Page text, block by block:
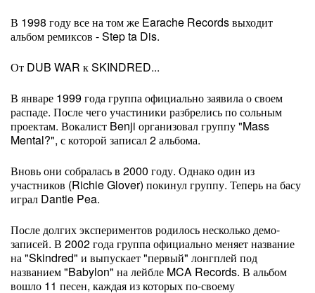
В 1998 году все на том же Earache Records выходит
альбом ремиксов - Step ta Dis.
От DUB WAR к SKINDRED...
В январе 1999 года группа официально заявила о своем
распаде. После чего участиники разбрелись по сольным
проектам. Вокалист Benji организовал группу "Mass
Mental?", с которой записал 2 альбома.
Вновь они собралась в 2000 году. Однако один из
участников (Richie Glover) покинул группу. Теперь на басу
играл Dantie Pea.
После долгих экспериментов родилось несколько демо-
записей. В 2002 года группа официально меняет название
на "Skindred" и выпускает "первый" лонгплей под
названием "Babylon" на лейбле MCA Records. В альбом
вошло 11 песен, каждая из которых по-своему